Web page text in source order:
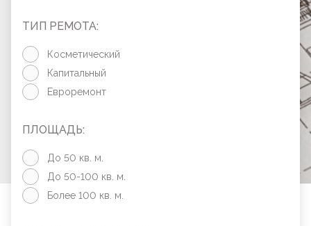
ТИП РЕМОТА:
Косметический
Капитальный
Евроремонт
ПЛОЩАДЬ:
До 50 кв. м.
До 50-100 кв. м.
Более 100 кв. м.